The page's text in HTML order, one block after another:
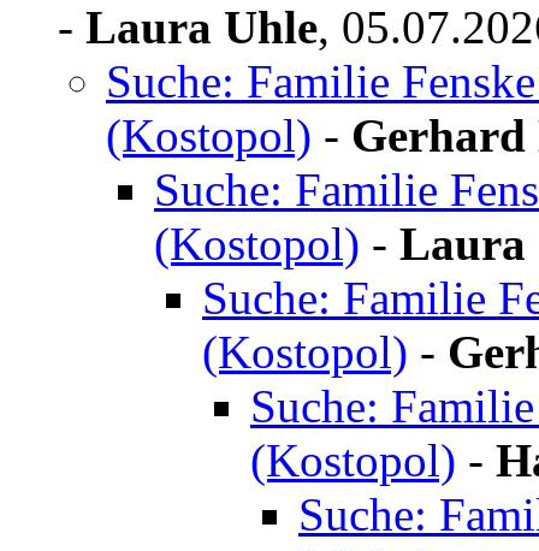
- Laura Uhle,
Suche: Familie
(Kostopol) -
Suche: Familie
(Kostopol) - Laura
Suche: Familie
(Kostopol) -
Suche:
(Kostopol) -
Suche: